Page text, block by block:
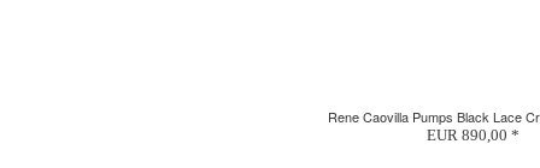
Rene Caovilla Pumps Black Lace
EUR 890,00 *